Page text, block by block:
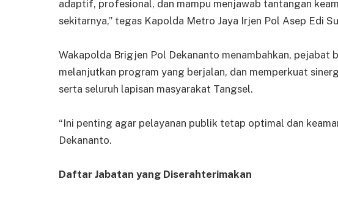
adaptif, profesional, dan mampu menjawab tantangan
sekitarnya,” tegas Kapolda Metro Jaya Irjen Pol Asep Edi
Wakapolda Brigjen Pol Dekananto menambahkan, pejabat
melanjutkan program yang berjalan, dan memperkuat
serta seluruh lapisan masyarakat Tangsel.
“Ini penting agar pelayanan publik tetap optimal dan
Dekananto.
Daftar Jabatan yang Diserahterimakan